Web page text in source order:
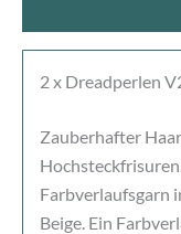
2 x Dreadperlen
Zauberhafter
Farbverlaufsgarn
Beige. Ein